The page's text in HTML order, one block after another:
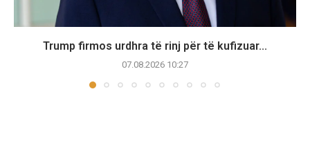
Trump firmos urdhra të rinj për të kufizuar...
07.08.2026 10:27